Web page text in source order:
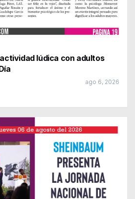
lúdica con adultos
ago 6, 2026